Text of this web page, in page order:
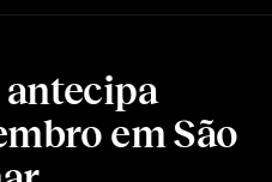
em São